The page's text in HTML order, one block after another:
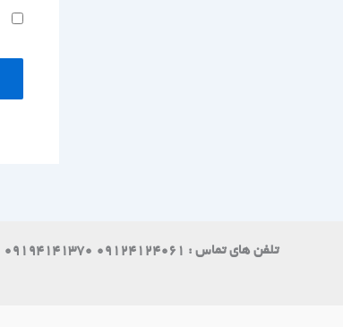
تلفن های تماس : 09124124061 09194141370 09004124061